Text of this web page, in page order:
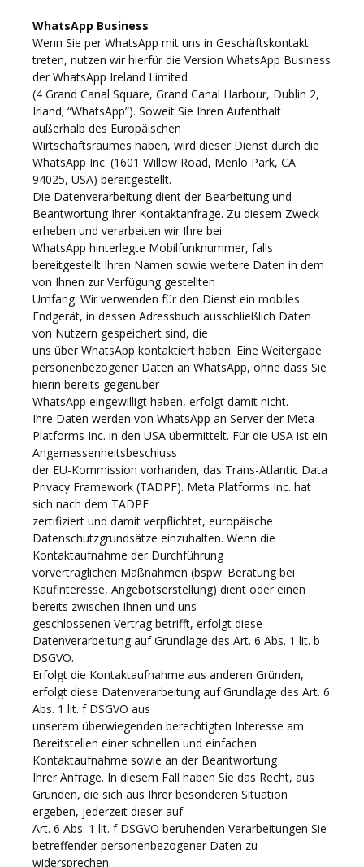
WhatsApp Business
Wenn Sie per WhatsApp mit uns in Geschäftskontakt
treten, nutzen wir hierfür die Version WhatsApp Business
der WhatsApp Ireland Limited
(4 Grand Canal Square, Grand Canal Harbour, Dublin 2,
Irland; “WhatsApp”). Soweit Sie Ihren Aufenthalt
außerhalb des Europäischen
Wirtschaftsraumes haben, wird dieser Dienst durch die
WhatsApp Inc. (1601 Willow Road, Menlo Park, CA
94025, USA) bereitgestellt.
Die Datenverarbeitung dient der Bearbeitung und
Beantwortung Ihrer Kontaktanfrage. Zu diesem Zweck
erheben und verarbeiten wir Ihre bei
WhatsApp hinterlegte Mobilfunknummer, falls
bereitgestellt Ihren Namen sowie weitere Daten in dem
von Ihnen zur Verfügung gestellten
Umfang. Wir verwenden für den Dienst ein mobiles
Endgerät, in dessen Adressbuch ausschließlich Daten
von Nutzern gespeichert sind, die
uns über WhatsApp kontaktiert haben. Eine Weitergabe
personenbezogener Daten an WhatsApp, ohne dass Sie
hierin bereits gegenüber
WhatsApp eingewilligt haben, erfolgt damit nicht.
Ihre Daten werden von WhatsApp an Server der Meta
Platforms Inc. in den USA übermittelt. Für die USA ist ein
Angemessenheitsbeschluss
der EU-Kommission vorhanden, das Trans-Atlantic Data
Privacy Framework (TADPF). Meta Platforms Inc. hat
sich nach dem TADPF
zertifiziert und damit verpflichtet, europäische
Datenschutzgrundsätze einzuhalten. Wenn die
Kontaktaufnahme der Durchführung
vorvertraglichen Maßnahmen (bspw. Beratung bei
Kaufinteresse, Angebotserstellung) dient oder einen
bereits zwischen Ihnen und uns
geschlossenen Vertrag betrifft, erfolgt diese
Datenverarbeitung auf Grundlage des Art. 6 Abs. 1 lit. b
DSGVO.
Erfolgt die Kontaktaufnahme aus anderen Gründen,
erfolgt diese Datenverarbeitung auf Grundlage des Art. 6
Abs. 1 lit. f DSGVO aus
unserem überwiegenden berechtigten Interesse am
Bereitstellen einer schnellen und einfachen
Kontaktaufnahme sowie an der Beantwortung
Ihrer Anfrage. In diesem Fall haben Sie das Recht, aus
Gründen, die sich aus Ihrer besonderen Situation
ergeben, jederzeit dieser auf
Art. 6 Abs. 1 lit. f DSGVO beruhenden Verarbeitungen Sie
betreffender personenbezogener Daten zu
widersprechen.